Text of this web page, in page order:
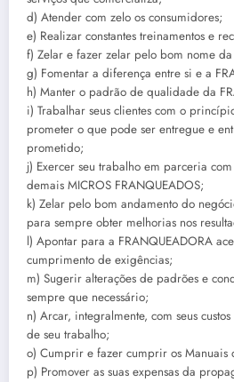
d) Atender com zelo os consumidores;
e) Realizar constantes treinamentos e
f) Zelar e fazer zelar pelo bom nome da
g) Fomentar a diferença entre si e a
h) Manter o padrão de qualidade da
i) Trabalhar seus clientes com o
prometer o que pode ser entregue e
prometido;
j) Exercer seu trabalho em parceria
demais MICROS FRANQUEADOS;
k) Zelar pelo bom andamento do
para sempre obter melhorias nos
l) Apontar para a FRANQUEADORA
cumprimento de exigências;
m) Sugerir alterações de padrões e
sempre que necessário;
n) Arcar, integralmente, com seus
de seu trabalho;
o) Cumprir e fazer cumprir os Manuais
p) Promover as suas expensas da